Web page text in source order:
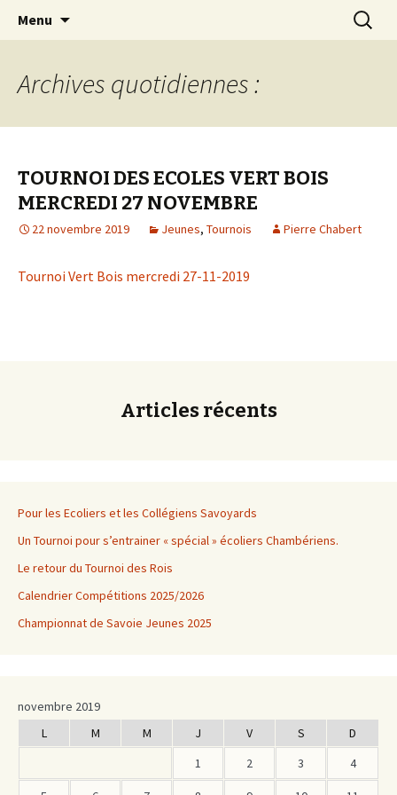
Club d échecs de l
agglomération
chambérienne
Les échecs pour tous
Menu
Archives quotidiennes :
TOURNOI DES ECOLES VERT BOIS
MERCREDI 27 NOVEMBRE
22 novembre 2019 Jeunes, Tournois Pierre Chabert
Tournoi Vert Bois mercredi 27-11-2019
Articles récents
Pour les Ecoliers et les Collégiens Savoyards
Un Tournoi pour s’entrainer « spécial » écoliers Chambériens.
Le retour du Tournoi des Rois
Calendrier Compétitions 2025/2026
Championnat de Savoie Jeunes 2025
novembre 2019
L
M M J V S
D
1
2 3 4